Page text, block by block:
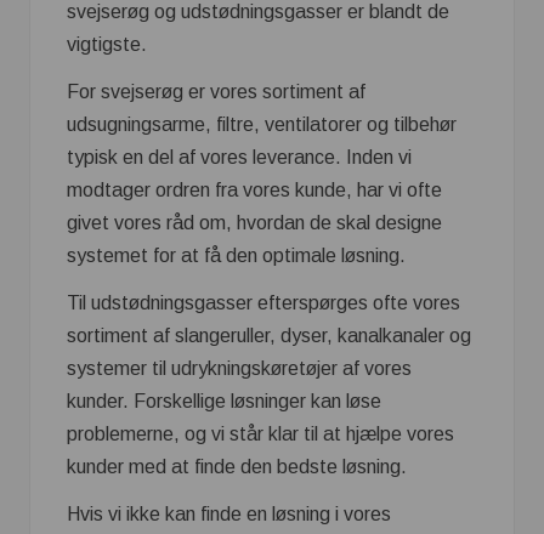
svejserøg og udstødningsgasser er blandt de
vigtigste.
For svejserøg er vores sortiment af
udsugningsarme, filtre, ventilatorer og tilbehør
typisk en del af vores leverance. Inden vi
modtager ordren fra vores kunde, har vi ofte
givet vores råd om, hvordan de skal designe
systemet for at få den optimale løsning.
Til udstødningsgasser efterspørges ofte vores
sortiment af slangeruller, dyser, kanalkanaler og
systemer til udrykningskøretøjer af vores
kunder. Forskellige løsninger kan løse
problemerne, og vi står klar til at hjælpe vores
kunder med at finde den bedste løsning.
Hvis vi ikke kan finde en løsning i vores